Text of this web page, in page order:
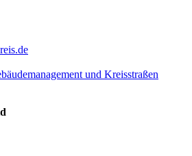
und Kreisstraßen